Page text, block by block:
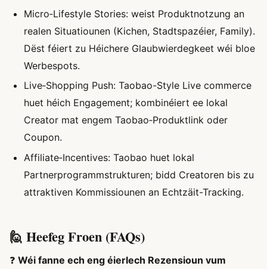
Micro‑Lifestyle Stories: weist Produktnotzung an
realen Situatiounen (Kichen, Stadtspazéier, Family).
Dëst féiert zu Héichere Glaubwierdegkeet wéi bloe
Werbespots.
Live‑Shopping Push: Taobao-Style Live commerce
huet héich Engagement; kombinéiert ee lokal
Creator mat engem Taobao‑Produktlink oder
Coupon.
Affiliate‑Incentives: Taobao huet lokal
Partnerprogrammstrukturen; bidd Creatoren bis zu
attraktiven Kommissiounen an Echtzäit-Tracking.
🙋 Heefeg Froen (FAQs)
❓ Wéi fanne ech eng éierlech Rezensioun vum